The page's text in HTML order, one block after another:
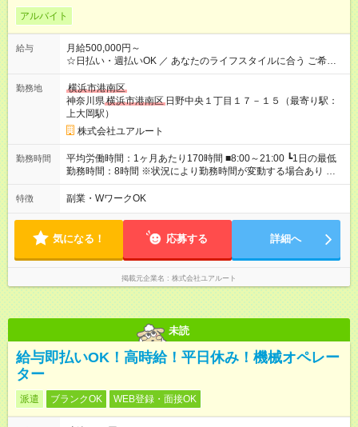
アルバイト
給与
月給500,000円～
☆日払い・週払いOK ／ あなたのライフスタイルに合う ご希望
の働き方も提案できます♪ ＼ 【試用期間】試用期間なし
勤務地
横浜市港南区
神奈川県横浜市港南区 日野中央１丁目１７－１５（最寄り駅：
上大岡駅）
株式会社ユアルート
勤務時間
平均労働時間：1ヶ月あたり170時間 ■8:00～21:00 ┗1日の最低
勤務時間：8時間 ※状況により勤務時間が変動する場合あり ☆週
5日～勤務OK！ ┗もちろん週5日以上の勤務も歓迎♪ ＊勤務時間
についてはお気軽にご相談ください！ 平均労働時間：1ヶ月あた
より勤務時間が変動する場合あり ☆週5日～勤務OK！ ┗もちろ
ん週5日以上の勤務も歓迎♪ ＊勤務時間についてはお気軽にご相
談ください！
特徴 副業・WワークOK
気になる！ 応募する 詳細へ
掲載元企業名 株式会社ユアルート
未読
給与即払いOK！高時給！平日休み！機械オペレー
ター
派遣 ブランクOK WEB登録・面接OK